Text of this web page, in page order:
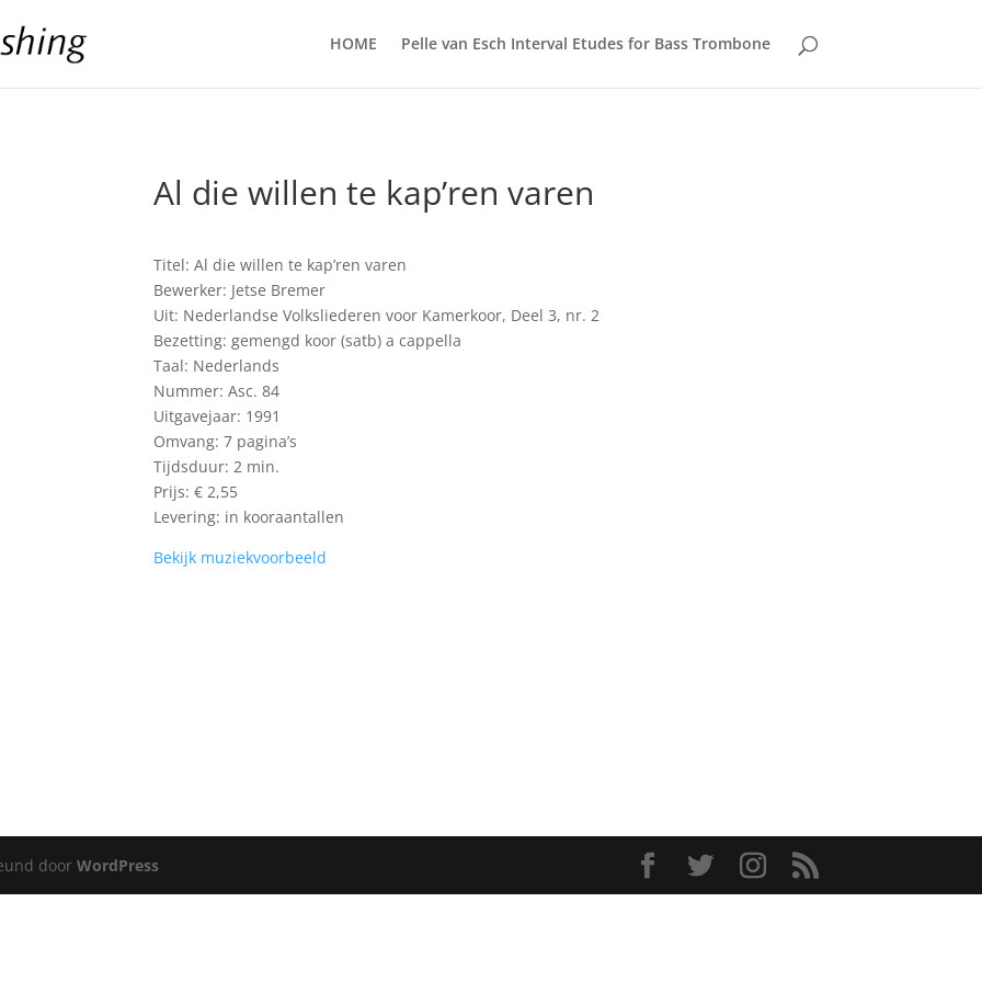
HOME Pelle van Esch Interval Etudes for Bass Trombone
Al die willen te kap’ren varen
Titel: Al die willen te kap’ren varen
Bewerker: Jetse Bremer
Uit: Nederlandse Volksliederen voor Kamerkoor, Deel 3, nr. 2
Bezetting: gemengd koor (satb) a cappella
Taal: Nederlands
Nummer: Asc. 84
Uitgavejaar: 1991
Omvang: 7 pagina’s
Tijdsduur: 2 min.
Prijs: € 2,55
Levering: in kooraantallen
Bekijk muziekvoorbeeld
doorWordPress